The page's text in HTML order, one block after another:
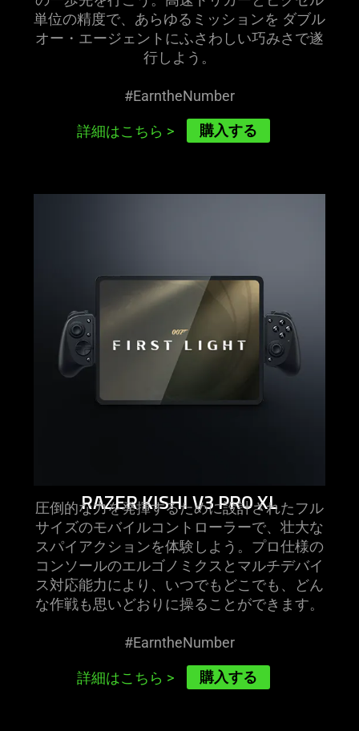
単位の精度で、あらゆるミッションを ダブル
オー・エージェントにふさわしい巧みさで遂
行し よう 。
#EarntheNumber
詳細はこちら > 購入する
kishi
pro
xl
RAZER KISHI V3 PRO XL
圧倒的な力を発揮するために設計されたフル
サイズのモバイルコントローラーで、壮大な
スパイアクションを体験しよう。プロ仕様の
コンソールのエルゴノミクスとマルチデバイ
ス対応能力により、いつでもどこでも、どん
な作戦も思いどおりに操ることができ ます。
#EarntheNumber
詳細はこちら > 購入する